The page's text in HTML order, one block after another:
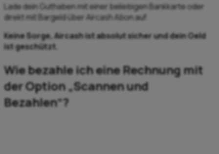
Lade dein Guthaben mit einer beliebigen Bankkarte oder
direkt mit Bargeld über Aircash Abon auf.
Keine Sorge, Aircash ist absolut sicher und dein Geld
ist geschützt.
Wie bezahle ich eine Rechnung mit
der Option „Scannen und
Bezahlen“?